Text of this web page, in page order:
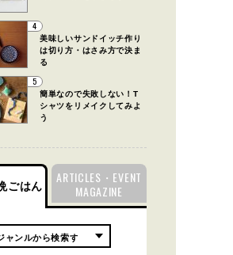
4
美味しいサンドイッチ作り
は切り方・はさみ方で決ま
る
5
簡単なので失敗しない！T
シャツをリメイクしてみよ
う
ごはん
ARTICLES・EVENT
MAGAZINE